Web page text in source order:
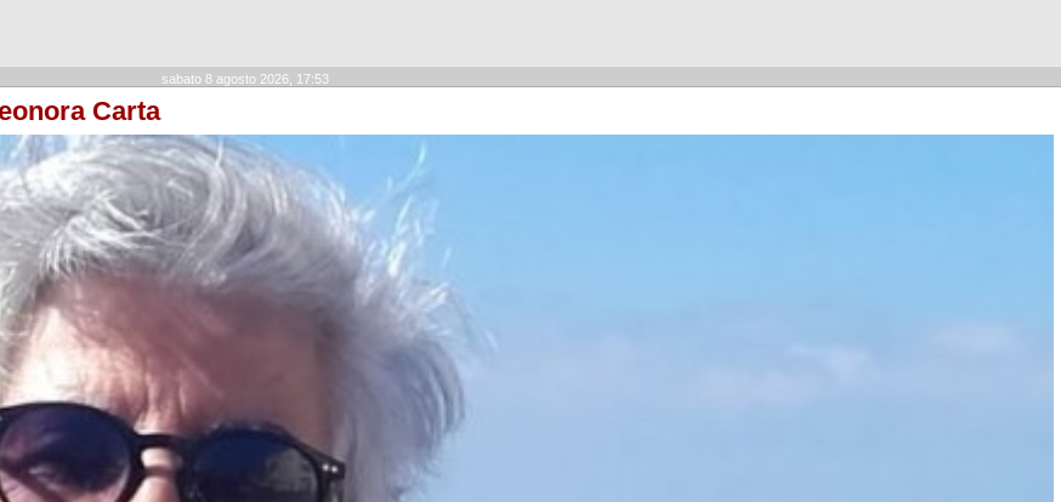
sabato 8 agosto 2026, 17:53
Carta